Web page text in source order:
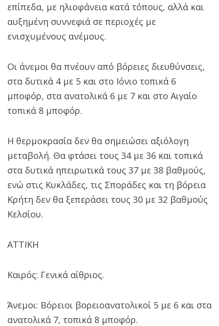
επίπεδα, με ηλιοφάνεια κατά τόπους, αλλά και
αυξημένη συννεφιά σε περιοχές με
ενισχυμένους ανέμους.
Οι άνεμοι θα πνέουν από βόρειες διευθύνσεις,
στα δυτικά 4 με 5 και στο Ιόνιο τοπικά 6
μποφόρ, στα ανατολικά 6 με 7 και στο Αιγαίο
τοπικά 8 μποφόρ.
Η θερμοκρασία δεν θα σημειώσει αξιόλογη
μεταβολή. Θα φτάσει τους 34 με 36 και τοπικά
στα δυτικά ηπειρωτικά τους 37 με 38 βαθμούς,
ενώ στις Κυκλάδες, τις Σποράδες και τη βόρεια
Κρήτη δεν θα ξεπεράσει τους 30 με 32 βαθμούς
Κελσίου.
ΑΤΤΙΚΗ
Καιρός: Γενικά αίθριος.
Άνεμοι: Βόρειοι βορειοανατολικοί 5 με 6 και στα
ανατολικά 7, τοπικά 8 μποφόρ.